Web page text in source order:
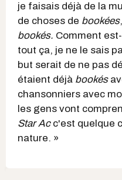
je faisais déjà de la
de choses de bookées
bookés. Comment
tout ça, je ne le sais
but serait de ne pas
étaient déjà bookés
chansonniers avec
les gens vont
Star Acc'est quelque
nature. »